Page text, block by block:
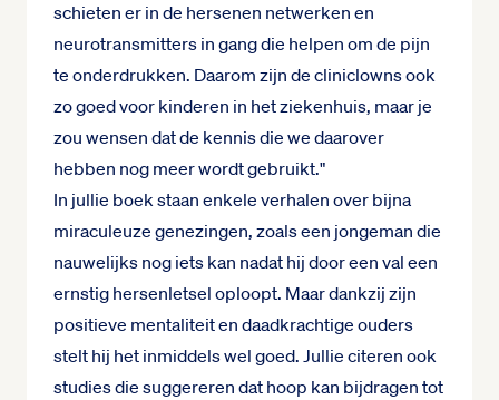
schieten er in de hersenen netwerken en
neurotransmitters in gang die helpen om de pijn
te onderdrukken. Daarom zijn de cliniclowns ook
zo goed voor kinderen in het ziekenhuis, maar je
zou wensen dat de kennis die we daarover
hebben nog meer wordt gebruikt."
In jullie boek staan enkele verhalen over bijna
miraculeuze genezingen, zoals een jongeman die
nauwelijks nog iets kan nadat hij door een val een
ernstig hersenletsel oploopt. Maar dankzij zijn
positieve mentaliteit en daadkrachtige ouders
stelt hij het inmiddels wel goed. Jullie citeren ook
studies die suggereren dat hoop kan bijdragen tot